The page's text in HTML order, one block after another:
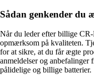
Sådan genkender du
Når du leder efter billige
opmærksom på kvaliteten.
for at sikre, at du får ægte
anmeldelser og
pålidelige og billige batterier.